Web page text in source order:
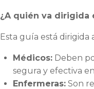
¿A quién va dirigida
Esta guía está dirigida
Médicos: Deben
segura y efectiva
Enfermeras: Son